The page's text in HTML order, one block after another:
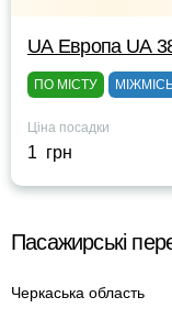
UА Европа UА
ПО МІСТУ
Ціна посадки
1 грн
Пасажирські
Черкаська область